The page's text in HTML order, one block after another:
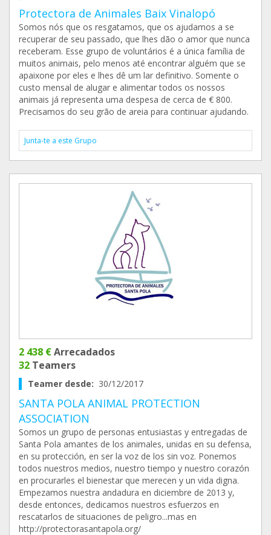
Protectora de Animales Baix Vinalopó
Somos nós que os resgatamos, que os ajudamos a se
recuperar de seu passado, que lhes dão o amor que nunca
receberam. Esse grupo de voluntários é a única família de
muitos animais, pelo menos até encontrar alguém que se
apaixone por eles e lhes dê um lar definitivo. Somente o
custo mensal de alugar e alimentar todos os nossos
animais já representa uma despesa de cerca de € 800.
Precisamos do seu grão de areia para continuar ajudando.
Junta-te a este Grupo
2 438 €Arrecadados
32 Teamers
Teamer desde: 30/12/2017
SANTA POLA ANIMAL PROTECTION
ASSOCIATION
Somos un grupo de personas entusiastas y entregadas de
Santa Pola amantes de los animales, unidas en su defensa,
en su protección, en ser la voz de los sin voz. Ponemos
todos nuestros medios, nuestro tiempo y nuestro corazón
en procurarles el bienestar que merecen y un vida digna.
Empezamos nuestra andadura en diciembre de 2013 y,
desde entonces, dedicamos nuestros esfuerzos en
rescatarlos de situaciones de peligro...mas en
http://protectorasantapola.org/